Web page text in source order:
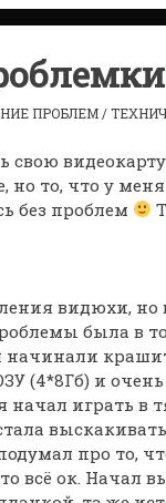
ПРОБЛЕМ/
но то, что у
без проблем
видюхи, но
была в
начинали
(4*8Гб) и
начал играть
про то,
всё ок. Начал